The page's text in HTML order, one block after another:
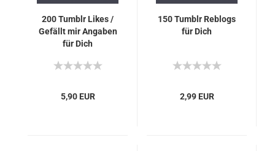
200 Tumb­lr Likes /
Ge­fällt mir An­ga­ben
für Dich
5,90 EUR
150 Tumb­lr Reb­logs
für Dich
2,99 EUR